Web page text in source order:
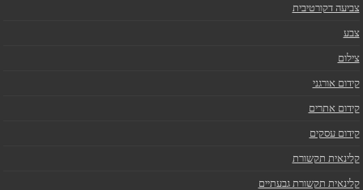
צביעה דקורטיבית
צבע
צילום
קידום אורגני
קידום אתרים
קידום עסקים
קלינאית תקשורת
קלינאית תקשורת גבעתיים